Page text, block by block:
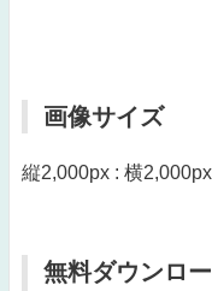
画像サイズ
縦2,000px : 横2,000px
無料ダウンロー